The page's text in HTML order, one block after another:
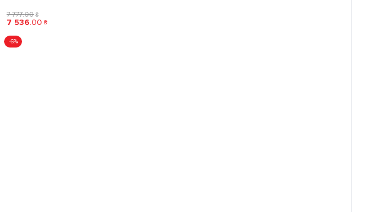
7 777.00 ₴
7 536.00 ₴
-6%